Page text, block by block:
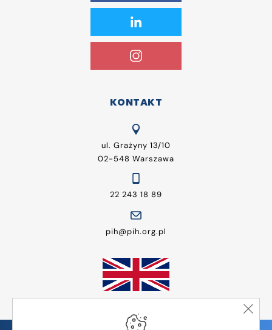
KONTAKT
ul. Grażyny 13/10
02-548 Warszawa
22 243 18 89
pih@pih.org.pl